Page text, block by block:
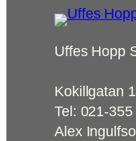
Uffes Hopp
Kokillgatan
Tel: 021-
Alex